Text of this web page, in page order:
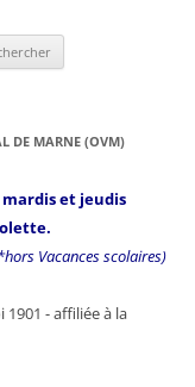
DE MARNE (OVM)
et jeudis
Vacances scolaires)
- affiliée à la